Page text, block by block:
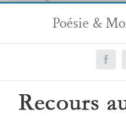
Passer
contenu
Poésie &